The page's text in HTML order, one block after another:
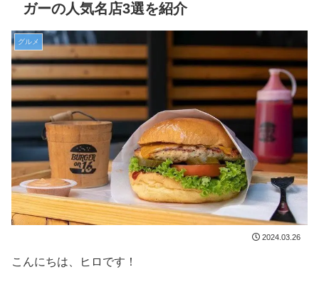
ガーの人気名店3選を紹介
グルメ
2024.03.26
こんにちは、ヒロです！